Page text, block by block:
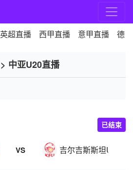
英超直播 西甲直播 意甲直播 德
> 中亚U20直播
VS 吉尔吉斯斯坦U20
已结束